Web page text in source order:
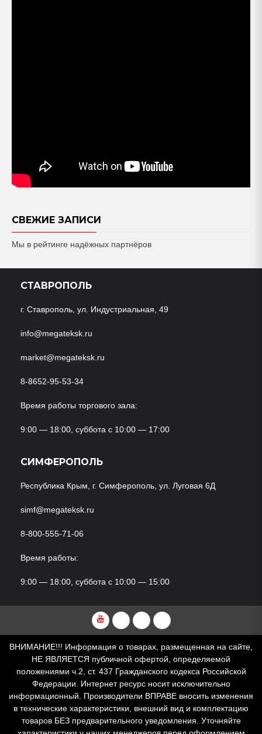
СВЕЖИЕ ЗАПИСИ
Мы в рейтинге надёжных партнёров
СТАВРОПОЛЬ
г. Ставрополь, ул. Индустриальная, 49
info@megateksk.ru
market@megateksk.ru
8-8652-95-53-34
Время работы торгового зала:
9:00 — 18:00, суббота с 10:00 — 17:00
СИМФЕРОПОЛЬ
Республика Крым, г. Симферополь, ул. Луговая 6Д
simf@megateksk.ru
8-800-555-71-06
Время работы:
9:00 — 18:00, суббота с 10:00 — 15:00
YouTubeVKvideoRuTubeDzen
ВНИМАНИЕ!!! Информация о товарах, размещенная на сайте,
НЕ ЯВЛЯЕТСЯ публичной офертой, определяемой
положениями ч.2, ст. 437 Гражданского кодекса Российской
Федерации. Интернет ресурс носит исключительно
информационный. Производители ВПРАВЕ вносить изменения
в технические характеристики, внешний вид и комплектацию
товаров БЕЗ предварительного уведомления. Уточняйте